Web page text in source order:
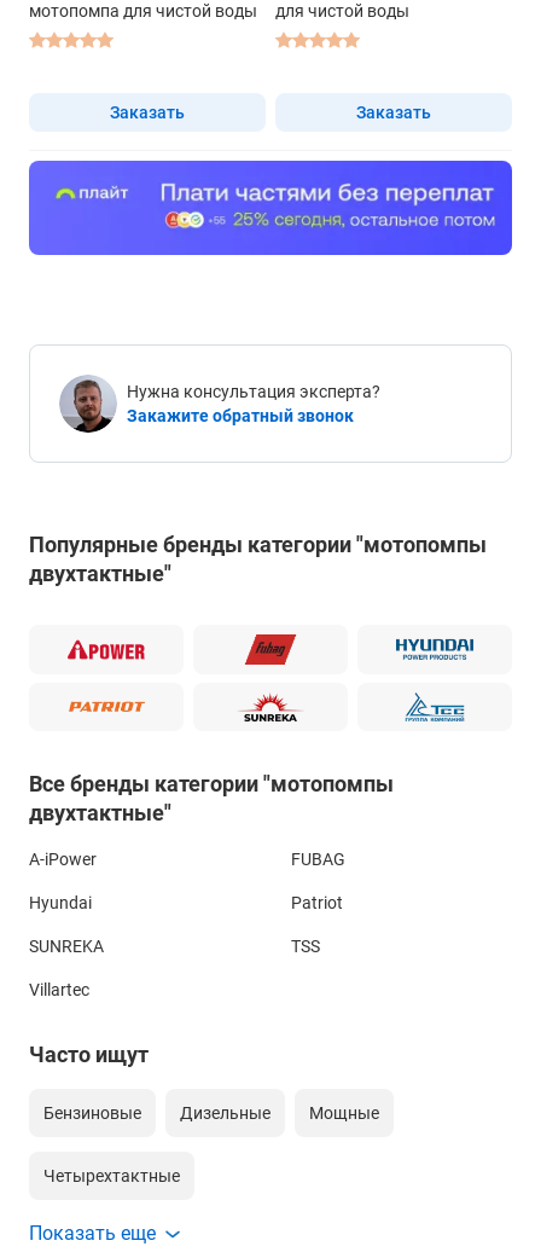
мотопомпа для чистой воды
Заказать
для чистой воды
Заказать
Нужна консультация эксперта?
Закажите обратный звонок
Популярные бренды категории "мотопомпы
двухтактные"
Все бренды категории "мотопомпы
двухтактные"
A-iPower FUBAG
Hyundai Patriot
SUNREKA TSS
Villartec
Часто ищут
Бензиновые Дизельные Мощные
Четырехтактные
Показать еще